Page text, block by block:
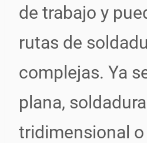
de trabajo y
rutas de
complejas. Ya
plana, soldadura
tridimensional